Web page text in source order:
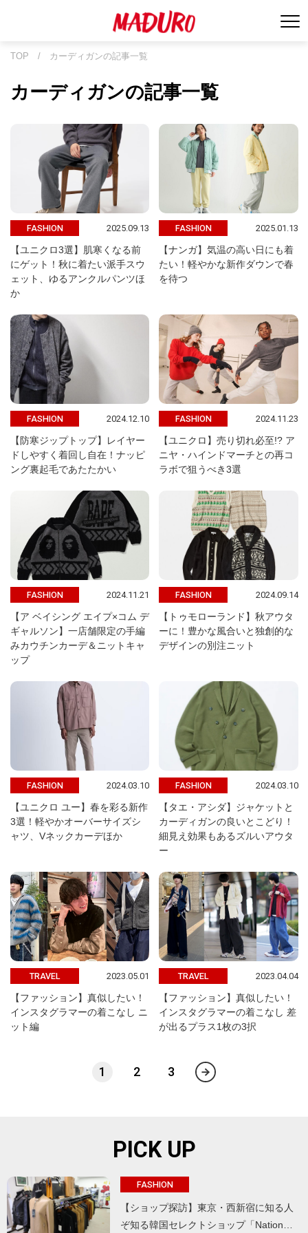
TOP / カーディガンの記事一覧
カーディガンの記事一覧
FASHION 2025.09.13
【ユニクロ3選】肌寒くなる前
にゲット！秋に着たい派手スウ
ェット、ゆるアンクルパンツほ
か
FASHION 2025.01.13
【ナンガ】気温の高い日にも着
たい！軽やかな新作ダウンで春
を待つ
FASHION 2024.12.10
【防寒ジップトップ】レイヤー
ドしやすく着回し自在！ナッピ
ング裏起毛であたたかい
FASHION 2024.11.23
【ユニクロ】売り切れ必至!? ア
ニヤ・ハインドマーチとの再コ
ラボで狙うべき3選
FASHION 2024.11.21
【ア ベイシング エイプ×コム デ
ギャルソン】一店舗限定の手編
みカウチンカーデ＆ニットキャ
ップ
FASHION 2024.09.14
【トゥモローランド】秋アウタ
ーに！豊かな風合いと独創的な
デザインの別注ニット
FASHION 2024.03.10
【ユニクロ ユー】春を彩る新作
3選！軽やかオーバーサイズシ
ャツ、Vネックカーデほか
FASHION 2024.03.10
【タエ・アシダ】ジャケットと
カーディガンの良いとこどり！
細見え効果もあるズルいアウタ
ー
TRAVEL 2023.05.01
【ファッション】真似したい！
インスタグラマーの着こなし ニ
ット編
TRAVEL 2023.04.04
【ファッション】真似したい！
インスタグラマーの着こなし 差
が出るプラス1枚の3択
1 2 3
PICK UP
FASHION
【ショップ探訪】東京・西新宿に知る人
ぞ知る韓国セレクトショップ「Nation…